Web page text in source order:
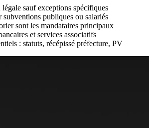
légale sauf exceptions spécifiques
publiques ou salariés
sont les mandataires principaux
et services associatifs
: statuts, récépissé préfecture, PV